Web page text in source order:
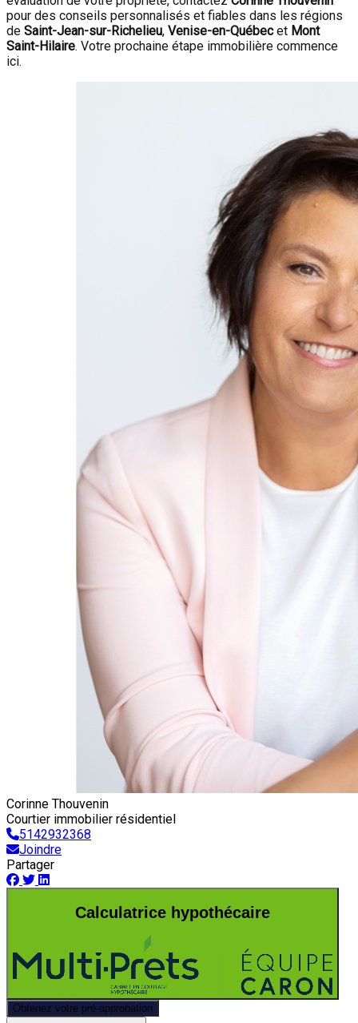
pour des conseils personnalisés et fiables dans les régions
de Saint-Jean-sur-Richelieu, Venise-en-Québecet Mont
Saint-Hilaire. Votre prochaine étape immobilière commence
ici.
Corinne Thouvenin
Courtier immobilier résidentiel
5142932368
Joindre
Partager
Calculatrice hypothécaire
Obtenez votre pré-approbation